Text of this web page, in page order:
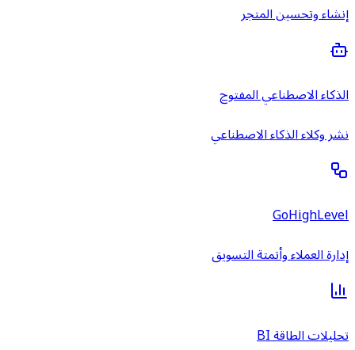
إنشاء وتحسين المتجر
الذكاء الاصطناعي المفتوح
نشر وكلاء الذكاء الاصطناعي
GoHighLevel
إدارة العملاء وأتمتة التسويق
تحليلات الطاقة BI